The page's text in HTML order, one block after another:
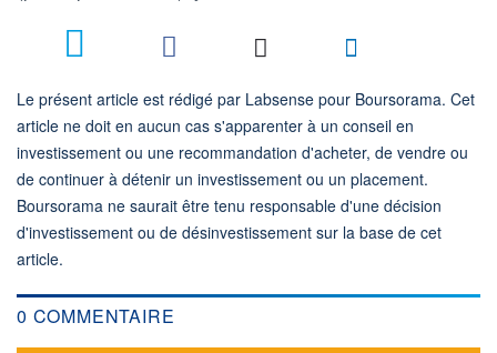
Le présent article est rédigé par Labsense pour Boursorama. Cet
article ne doit en aucun cas s'apparenter à un conseil en
investissement ou une recommandation d'acheter, de vendre ou
de continuer à détenir un investissement ou un placement.
Boursorama ne saurait être tenu responsable d'une décision
d'investissement ou de désinvestissement sur la base de cet
article.
0 COMMENTAIRE